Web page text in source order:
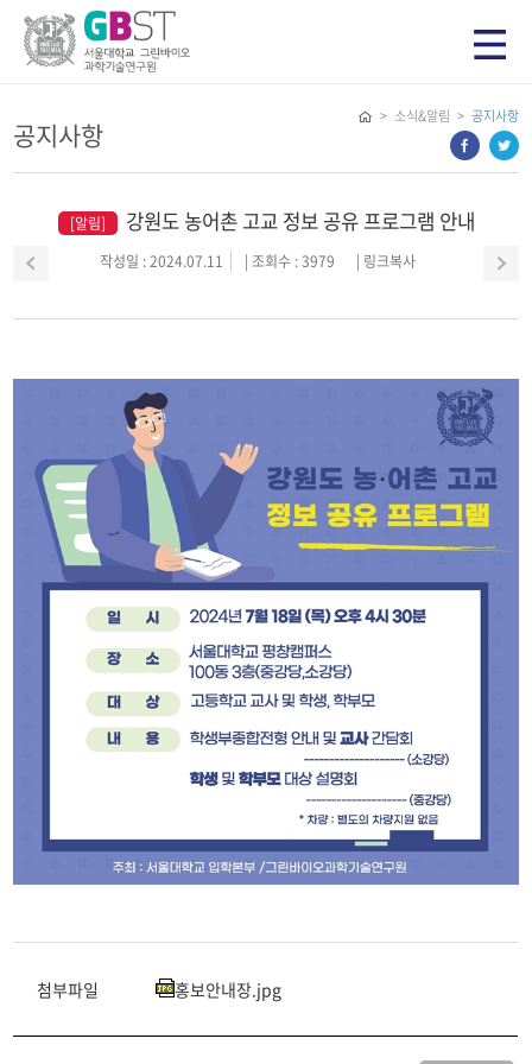
공지사항
> 소식&알림 > 공지사항
[알림] 강원도 농어촌 고교 정보 공유 프로그램 안내
작성일 : 2024.07.11 | 조회수 : 3979 | 링크복사
첨부파일 홍보안내장.jpg